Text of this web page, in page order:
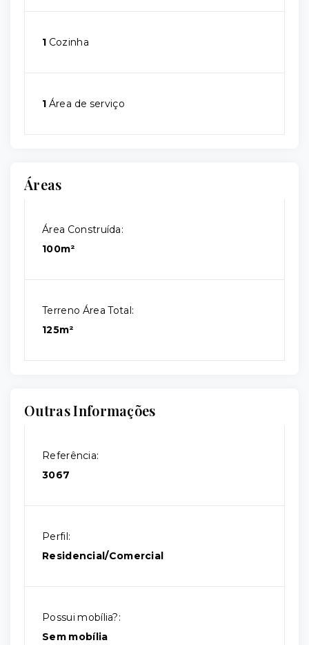
1 Cozinha
1 Área de serviço
Áreas
Área Construída:
100m²
Terreno Área Total:
125m²
Outras Informações
Referência:
3067
Perfil:
Residencial/Comercial
Possui mobília?:
Sem mobília